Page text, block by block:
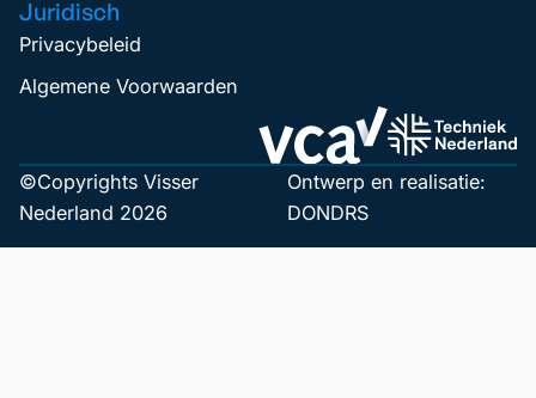
Juridisch
Privacybeleid
Algemene Voorwaarden
©Copyrights Visser
Nederland 2026
Ontwerp en realisatie:
DONDRS